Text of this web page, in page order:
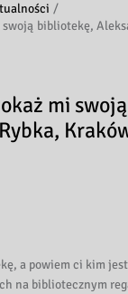
bibliotekę,
mi
a powiem ci kim
na bibliotecznym